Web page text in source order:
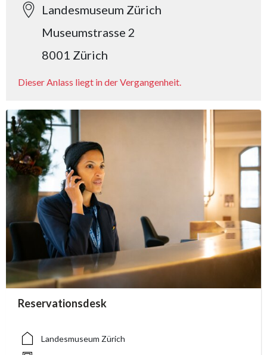
Landesmuseum Zürich
Museumstrasse 2
8001 Zürich
Dieser Anlass liegt in der Vergangenheit.
accessibility.sr-only.person_card_info
Reservationsdesk
accessibility.sr-only.museum
Landesmuseum Zürich
accessibility.sr-only.phone